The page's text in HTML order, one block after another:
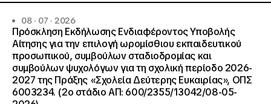
08 · 07 · 2026
Πρόσκληση Εκδήλωσης Ενδιαφέροντος Υποβολής
Αίτησης για την επιλογή ωρομίσθιου εκπαιδευτικού
προσωπικού, συμβούλων σταδιοδρομίας και
συμβούλων ψυχολόγων για τη σχολική περίοδο 2026-
2027 της Πράξης «Σχολεία Δεύτερης Ευκαιρίας», ΟΠΣ
6003234. (2ο στάδιο ΑΠ: 600/2355/13042/08-05-